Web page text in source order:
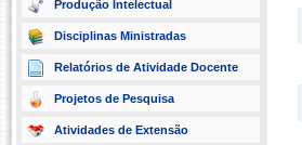
Produção Intelectual
Disciplinas Ministradas
Relatórios de Atividade Docente
Projetos de Pesquisa
Atividades de Extensão